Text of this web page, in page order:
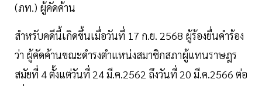
(ภท.) ผู้คัดค้าน
สำหรับคดีนี้เกิดขึ้นเมื่อวันที่ 17 ก.ย. 2568 ผู้ร้องยื่นคำร้อง
ว่า ผู้คัดค้านขณะดำรงตำแหน่งสมาชิกสภาผู้แทนราษฎร
สมัยที่ 4 ตั้งแต่วันที่ 24 มี.ค.2562 ถึงวันที่ 20 มี.ค.2566 ต่อ